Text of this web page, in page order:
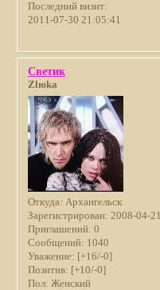
Последний визит:
2011-07-30 21:05:41
Светик
Zlюka
Откуда: Архангельск
Зарегистрирован: 2008-04-21
Приглашений: 0
Сообщений: 1040
Уважение: [+16/-0]
Позитив: [+10/-0]
Пол: Женский